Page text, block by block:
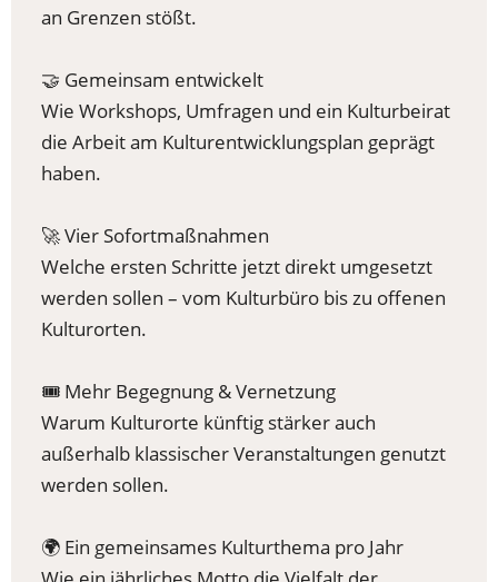
an Grenzen stößt.
🤝 Gemeinsam entwickelt
Wie Workshops, Umfragen und ein Kulturbeirat
die Arbeit am Kulturentwicklungsplan geprägt
haben.
🚀 Vier Sofortmaßnahmen
Welche ersten Schritte jetzt direkt umgesetzt
werden sollen – vom Kulturbüro bis zu offenen
Kulturorten.
🎟️ Mehr Begegnung & Vernetzung
Warum Kulturorte künftig stärker auch
außerhalb klassischer Veranstaltungen genutzt
werden sollen.
🌍 Ein gemeinsames Kulturthema pro Jahr